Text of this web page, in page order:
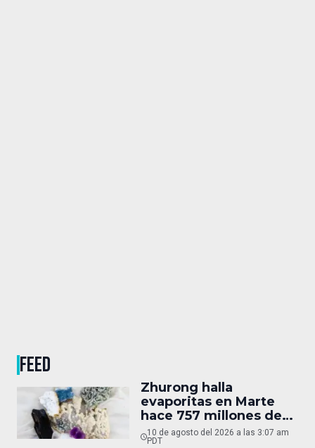
FEED
Zhurong halla
evaporitas en Marte
hace 757 millones de
años
10 de agosto del 2026 a las 3:07 am
PDT